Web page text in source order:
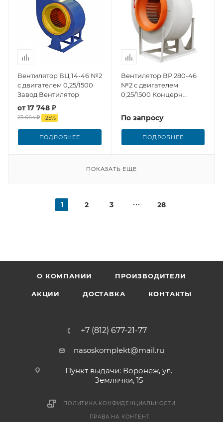
Вентилятор ВЦ 14-46 №2
с двигателем 0,25/1500
Завод Вентилятор
от17 748 ₽
23 664 ₽ -25%
ПОДРОБНЕЕ
Вентилятор ВР 280-46
№2 с двигателем
0,25/1500 Концерн
По запросу
ПОДРОБНЕЕ
ПОКАЗАТЬ ЕЩЕ
1 2 3 28
О КОМПАНИИ ПРОИЗВОДИТЕЛИ
АКЦИИ ДОСТАВКА КОНТАКТЫ
+7 (812) 677-21-77
nasoskomplekt@mail.ru
Пункт выдачи: Воронеж, ул.
Землячки, 15
ПОЛИТИКА КОНФИДЕНЦИАЛЬНОСТИ
ПРАВА НА КОНТЕНТ